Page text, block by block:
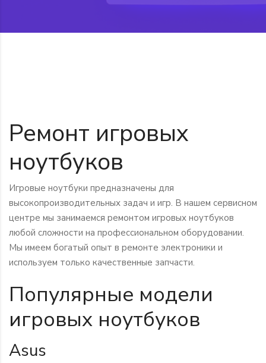
Ремонт игровых
ноутбуков
Игровые ноутбуки предназначены для
высокопроизводительных задач и игр. В нашем сервисном
центре мы занимаемся ремонтом игровых ноутбуков
любой сложности на профессиональном оборудовании.
Мы имеем богатый опыт в ремонте электроники и
используем только качественные запчасти.
Популярные модели
игровых ноутбуков
Asus